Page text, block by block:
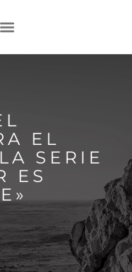
EL
SERIE
ES